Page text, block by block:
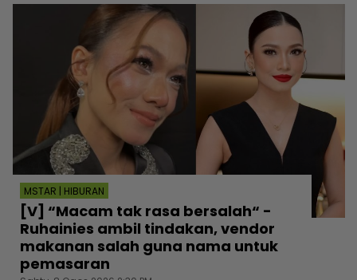
MSTAR | HIBURAN
[V] “Macam tak rasa bersalah“ -
Ruhainies ambil tindakan, vendor
makanan salah guna nama untuk
pemasaran